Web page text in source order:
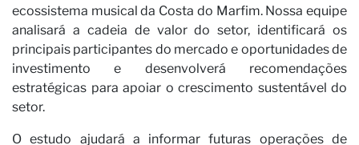
ecossistema musical da Costa do Marfim. Nossa equipe
analisará a cadeia de valor do setor, identificará os
principais participantes do mercado e oportunidades de
investimento e desenvolverá recomendações
estratégicas para apoiar o crescimento sustentável do
setor.
O estudo ajudará a informar futuras operações de